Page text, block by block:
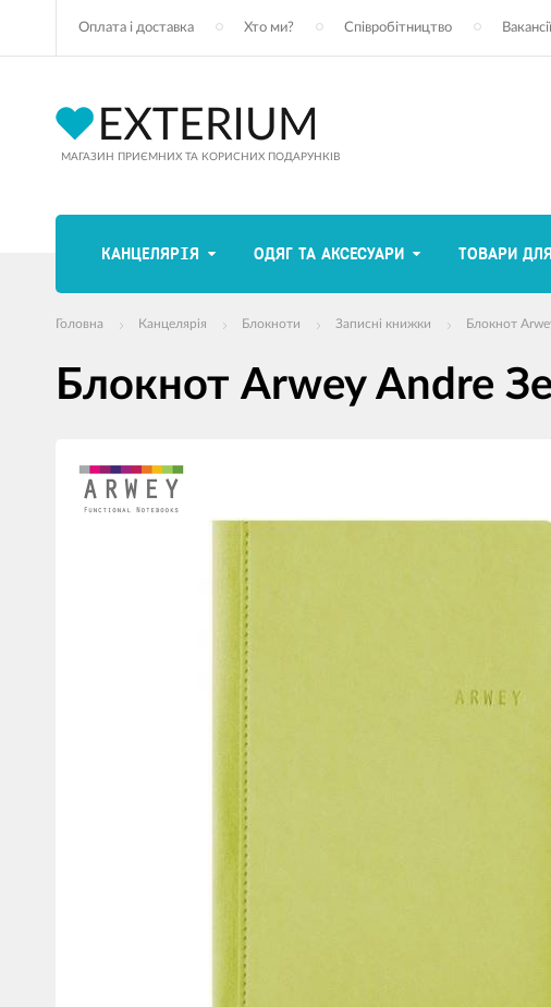
Оплата і доставка Хто ми? Співробітництво Вакансії
МАГАЗИН ПРИЄМНИХ ТА КОРИСНИХ ПОДАРУНКІВ
КАНЦЕЛЯРІЯ ОДЯГ ТА АКСЕСУАРИ ТОВАРИ
Головна Канцелярія Блокноти Записні книжки Блокнот
Блокнот Arwey Andre
продуктів